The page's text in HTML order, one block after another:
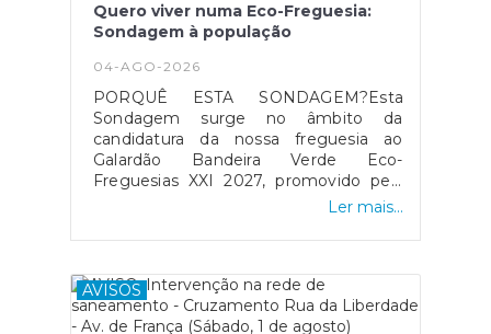
Quero viver numa Eco-Freguesia:
Sondagem à população
04-AGO-2026
PORQUÊ ESTA SONDAGEM?Esta
Sondagem surge no âmbito da
candidatura da nossa freguesia ao
Galardão Bandeira Verde Eco-
Freguesias XXI 2027, promovido pela
Associação Bandeira Azul de Ambiente
estreitar a relação entre a população e
candidatura que se pretende alicerçado
na democracia participativa, deu
origem à ideia de criar uma sondagem
Ler mais...
AVISOS